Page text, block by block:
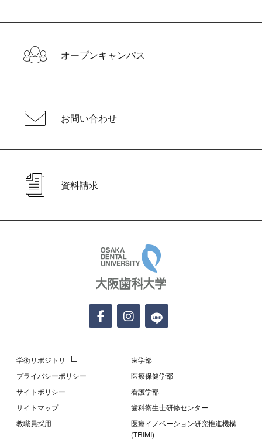
オープンキャンパス
お問い合わせ
資料請求
学術リポジトリ
プライバシーポリシー
サイトポリシー
サイトマップ
教職員採用
歯学部
医療保健学部
看護学部
歯科衛生士研修センター
医療イノベーション研究推進機構
(TRIMI)